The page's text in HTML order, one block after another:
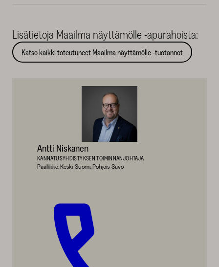
Lisätietoja Maailma näyttämölle -apurahoista:
Katso kaikki toteutuneet Maailma näyttämölle -tuotannot
Antti Niskanen
KANNATUSYHDISTYKSEN TOIMINNANJOHTAJA
Päällikkö: Keski-Suomi, Pohjois-Savo